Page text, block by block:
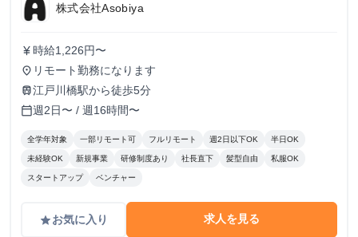
株式会社Asobiya
currency_yen 時給1,226円〜
place リモート勤務になります
train江戸川橋駅から徒歩5分
calendar_today週2日〜 / 週16時間〜
全学年対象 一部リモート可 フルリモート 週2日以下OK 半日OK
未経験OK 新規事業 研修制度あり 社長直下 髪型自由 私服OK
スタートアップ ベンチャー
gradeお気に入り 求人を見る